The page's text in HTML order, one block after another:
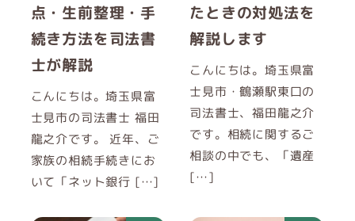
点・生前整理・手
続き方法を司法書
士が解説
こんにちは。埼玉県富
士見市の司法書士 福田
龍之介です。 近年、ご
家族の相続手続きにお
いて「ネット銀行 […]
たときの対処法を
解説します
こんにちは。埼玉県富
士見市・鶴瀬駅東口の
司法書士、福田龍之介
です。相続に関するご
相談の中でも、「遺産
[…]